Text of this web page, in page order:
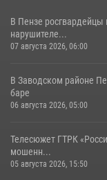
В Пензе
нарушителе...
07 августа 2026, 06:00
В Заводском районе
баре
06 августа 2026, 05:00
Телесюжет ГТРК
мошенн...
05 августа 2026, 15:50